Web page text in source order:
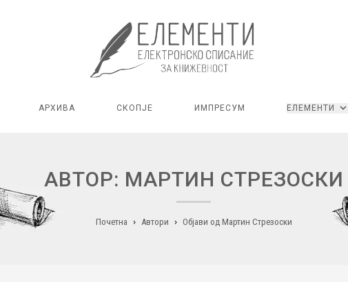
АРХИВА СКОПЈЕ ИМПРЕСУМ ЕЛЕМЕНТИ
АВТОР: МАРТИН СТРЕЗОСКИ
Почетна Автори Објави од Мартин Стрезоски